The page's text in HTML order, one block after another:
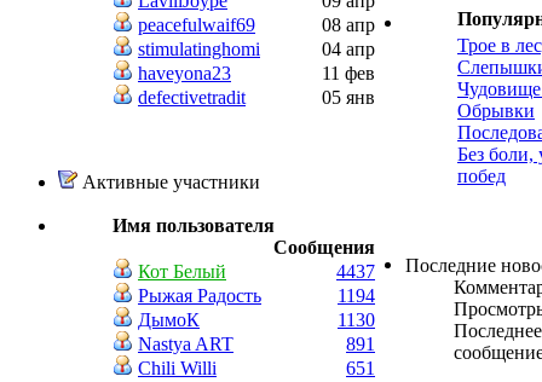
peacefulwaif69
08 апр
stimulatinghomi
04 апр
haveyona23
11 фев
defectivetradit
05 янв
Активные участники
Имя пользователя
Сообщения
Кот Белый
4437
Рыжая Радость
1194
ДымоК
1130
Nastya ART
891
Chili Willi
651
Трое в
Обрывки
Без боли,
побед
Последние
Последнее